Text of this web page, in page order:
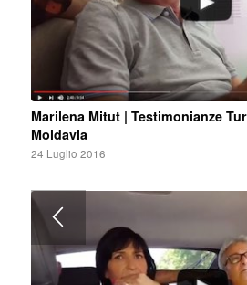
Marilena Mitut | Testimonianze
Moldavia
24 Luglio 2016